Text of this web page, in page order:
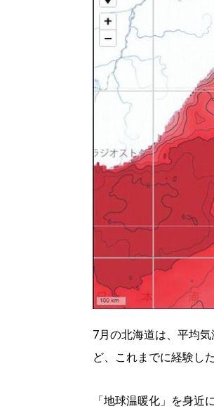
7月の北海道は、平均
ど、これまでに経験し
「地球温暖化」を身近